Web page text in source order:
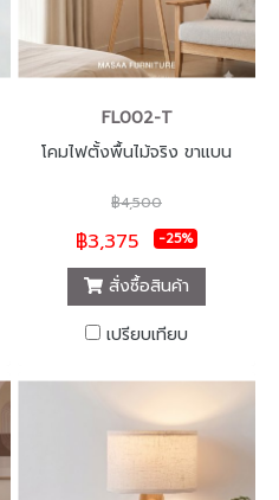
FL002-T
โคมไฟตั้งพื้นไม้จริง ขาแบน
฿4,500
฿3,375 -25%
สั่งซื้อสินค้า
เปรียบเทียบ